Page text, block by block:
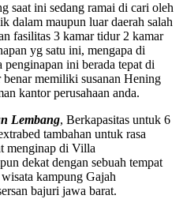
saat ini sedang ramai di cari oleh
dalam maupun luar daerah salah
fasilitas 3 kamar tidur 2 kamar
yg satu ini, mengapa di
ini berada tepat di
memiliki susanan Hening
kantor perusahaan anda.
Lembang, Berkapasitas untuk 6
tambahan untuk rasa
menginap di Villa
dekat dengan sebuah tempat
kampung Gajah
bajuri jawa barat.